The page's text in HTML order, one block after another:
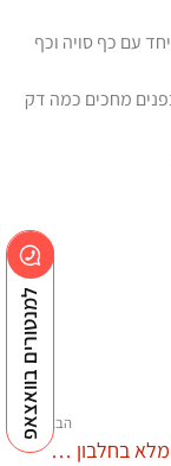
עם כף סויה וכף
מחכים כמה דק
הבא
פרנץ' טוסט מלא בחלבון ודל שומן
למנטורים בוואצאפ